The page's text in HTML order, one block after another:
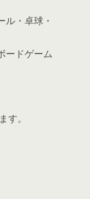
ル・卓球・
ードゲーム
。